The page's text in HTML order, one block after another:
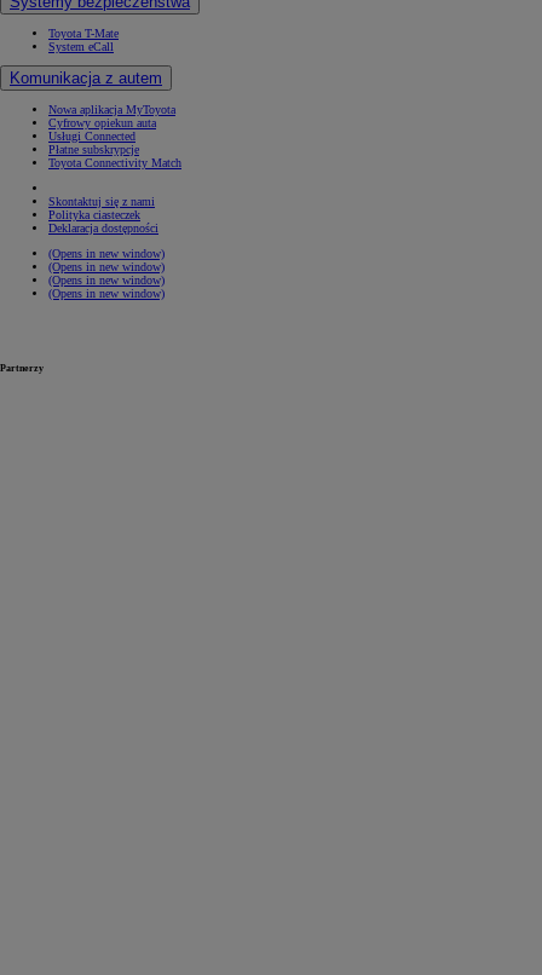
Toyota T-Mate
System eCall
Komunikacja z autem
Nowa aplikacja MyToyota
Cyfrowy opiekun auta
Usługi Connected
Płatne subskrypcje
Toyota Connectivity Match
Skontaktuj się z nami
Polityka ciasteczek
Deklaracja dostępności
(Opens in new window)
(Opens in new window)
(Opens in new window)
(Opens in new window)
Partnerzy